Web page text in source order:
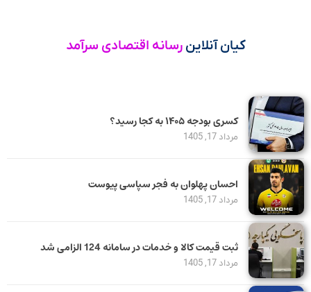
کیان آنلاین رسانه اقتصادی سرآمد
کسری بودجه ۱۴۰۵ به کجا رسید؟
مرداد 17, 1405
احسان پهلوان به فجر سپاسی پیوست
مرداد 17, 1405
ثبت قیمت کالا و خدمات در سامانه 124 الزامی شد
مرداد 17, 1405